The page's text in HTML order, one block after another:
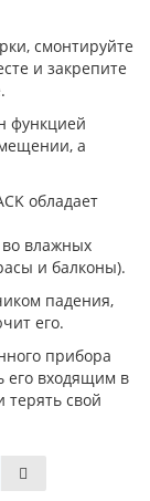
смонтируйте
и закрепите
функцией
а
обладает
во влажных
и балконы).
падения,
его.
прибора
его входящим в
терять свой